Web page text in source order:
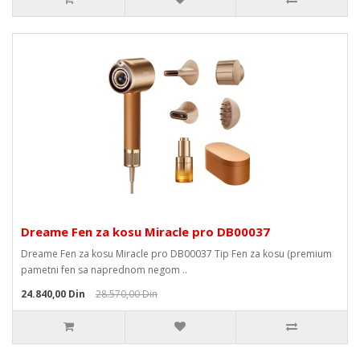
Dreame Fen za kosu Miracle pro DB00037
Dreame Fen za kosu Miracle pro DB00037 Tip Fen za kosu (premium
pametni fen sa naprednom negom ..
24.840,00 Din
28.570,00 Din